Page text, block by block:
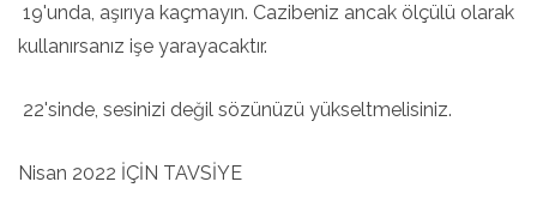
19'unda, aşırıya kaçmayın. Cazibeniz ancak ölçülü olarak
kullanırsanız işe yarayacaktır.
22'sinde, sesinizi değil sözünüzü yükseltmelisiniz.
Nisan 2022 İÇİN TAVSİYE